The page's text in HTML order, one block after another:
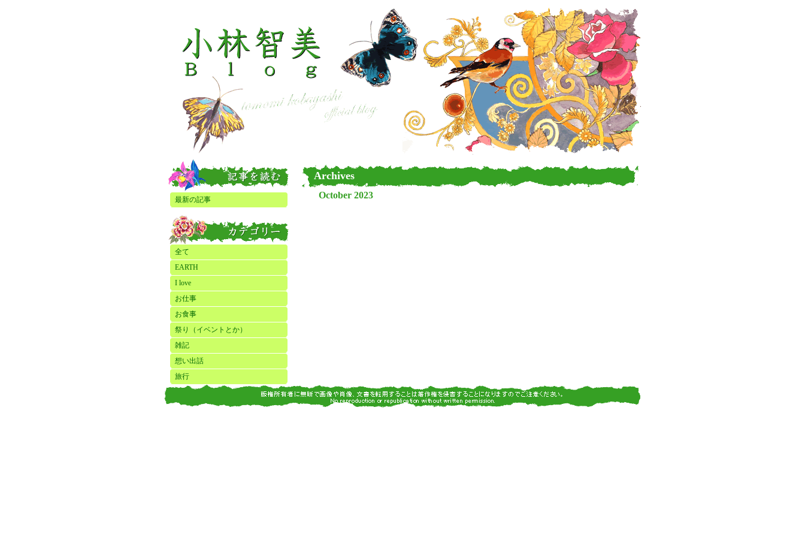
最新の記事
全て
EARTH
I love
お仕事
お食事
祭り（イベントとか）
雑記
想い出話
旅行
Archives
October 2023